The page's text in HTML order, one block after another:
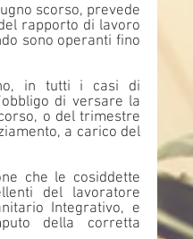
scorso, prevede
rapporto di lavoro
sono operanti fino
in tutti i casi di
di versare la
o del trimestre
a carico del
che le cosiddette
del lavoratore
Integrativo, e
della corretta